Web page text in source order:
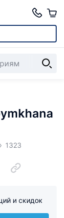
1323
и скидок